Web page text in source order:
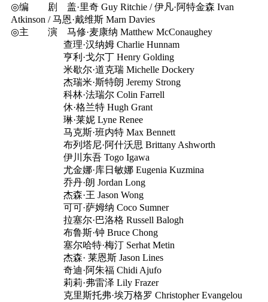
◎编 剧 盖·里奇 Guy Ritchie / 伊凡·阿特金森 Ivan
Atkinson / 马恩·戴维斯 Marn Davies
◎主 演 马修·麦康纳 Matthew McConaughey
查理·汉纳姆 Charlie Hunnam
亨利·戈尔丁 Henry Golding
米歇尔·道克瑞 Michelle Dockery
杰瑞米·斯特朗 Jeremy Strong
科林·法瑞尔 Colin Farrell
休·格兰特 Hugh Grant
琳·莱妮 Lyne Renee
马克斯·班内特 Max Bennett
布列塔尼·阿什沃思 Brittany Ashworth
伊川东吾 Togo Igawa
尤金娜·库日敏娜 Eugenia Kuzmina
乔丹·朗 Jordan Long
杰森·王 Jason Wong
可可·萨姆纳 Coco Sumner
拉塞尔·巴洛格 Russell Balogh
布鲁斯·钟 Bruce Chong
塞尔哈特·梅汀 Serhat Metin
杰森· 莱恩斯 Jason Lines
奇迪·阿朱福 Chidi Ajufo
莉莉·弗雷泽 Lily Frazer
克里斯托弗·埃万格罗 Christopher Evangelou